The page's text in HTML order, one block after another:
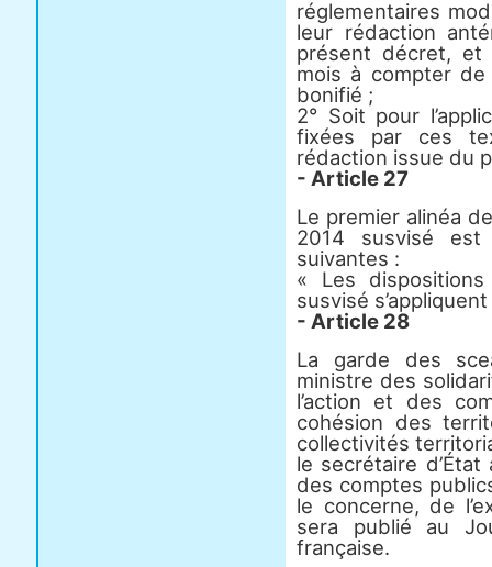
réglementaires
leur rédaction
présent décret,
mois à compter
bonifié ;
2° Soit pour
fixées par ces
rédaction issue du
- Article 27
Le premier alinéa
2014 susvisé est
suivantes :
« Les
susvisé
- Article 28
La garde des
ministre des
l’action et des
cohésion des
collectivités
le secrétaire
des comptes
le concerne, de
sera publié au
française.